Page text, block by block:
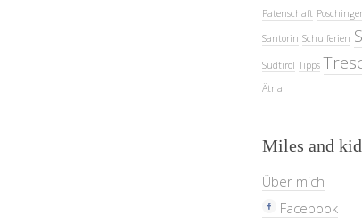
Patenschaft
Santorin Schulferien
Südtirol Tipps
Ätna
Miles and
Über mich
Facebook